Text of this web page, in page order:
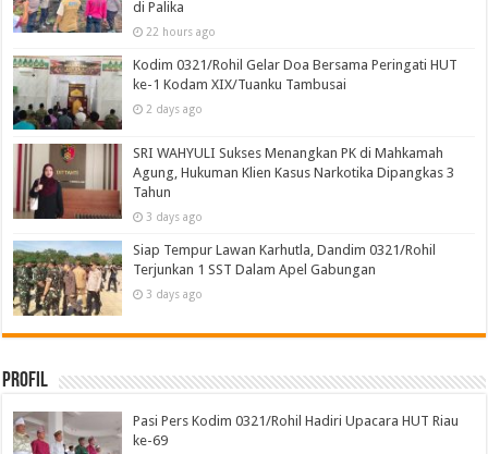
di Palika
22 hours ago
Kodim 0321/Rohil Gelar Doa Bersama Peringati HUT
ke-1 Kodam XIX/Tuanku Tambusai
2 days ago
SRI WAHYULI Sukses Menangkan PK di Mahkamah
Agung, Hukuman Klien Kasus Narkotika Dipangkas 3
Tahun
3 days ago
Siap Tempur Lawan Karhutla, Dandim 0321/Rohil
Terjunkan 1 SST Dalam Apel Gabungan
3 days ago
Profil
Pasi Pers Kodim 0321/Rohil Hadiri Upacara HUT Riau
ke-69